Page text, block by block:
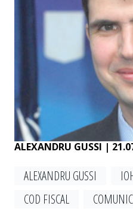
ALEXANDRU GUSSI |
ALEXANDRU GUSSI
COD FISCAL